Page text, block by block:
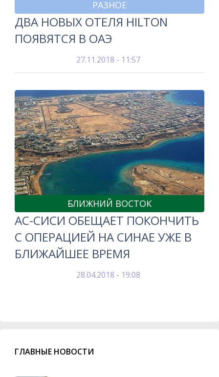
РАЗНОЕ
ДВА НОВЫХ ОТЕЛЯ HILTON
ПОЯВЯТСЯ В ОАЭ
27.11.2018 - 11:57
БЛИЖНИЙ ВОСТОК
АС-СИСИ ОБЕЩАЕТ ПОКОНЧИТЬ
С ОПЕРАЦИЕЙ НА СИНАЕ УЖЕ В
БЛИЖАЙШЕЕ ВРЕМЯ
28.04.2018 - 19:08
ГЛАВНЫЕ НОВОСТИ